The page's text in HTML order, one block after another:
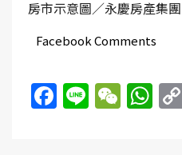
房市示意圖／永慶房產集團
Facebook Comments
Facebook
Line